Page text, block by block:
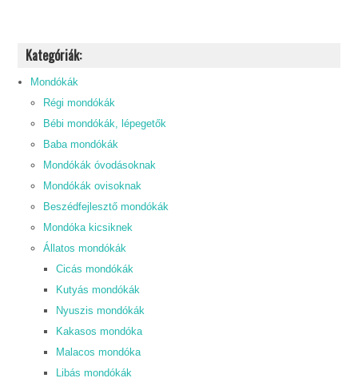
Kategóriák:
Mondókák
Régi mondókák
Bébi mondókák, lépegetők
Baba mondókák
Mondókák óvodásoknak
Mondókák ovisoknak
Beszédfejlesztő mondókák
Mondóka kicsiknek
Állatos mondókák
Cicás mondókák
Kutyás mondókák
Nyuszis mondókák
Kakasos mondóka
Malacos mondóka
Libás mondókák